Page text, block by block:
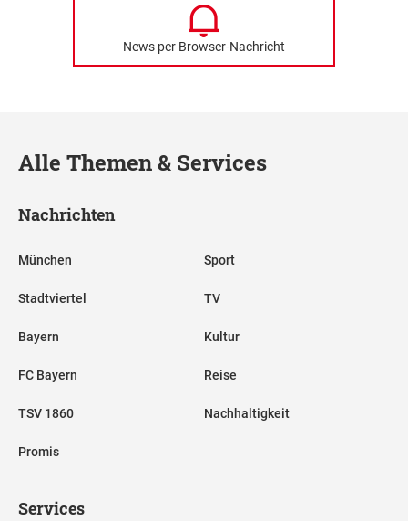
News per Browser-Nachricht
Alle Themen & Services
Nachrichten
München
Stadtviertel
Bayern
FC Bayern
TSV 1860
Promis
Sport
TV
Kultur
Reise
Nachhaltigkeit
Services